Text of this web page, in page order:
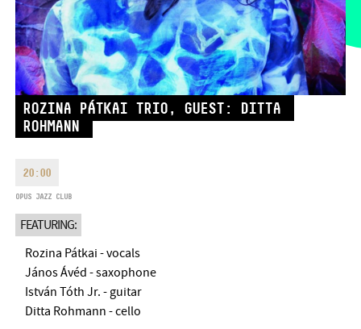
FAX
EMAIL
info@bmc.hu
MONDAY09:00-18:00
TUESDAY09:00-20:00
WEDNESDAY-FRIDAY09:00-
22:00
SATURDAY10:00-22:00
SUNDAYopens 2 hours before
BMC HOUSE
OPUS JAZZ CLUB
BMC RECORDS
ROZINA PÁTKAI TRIO, GUEST: DITTA
ROHMANN
20:00
OPUS JAZZ CLUB
FEATURING:
Rozina Pátkai - vocals
János Ávéd - saxophone
István Tóth Jr. - guitar
Ditta Rohmann - cello